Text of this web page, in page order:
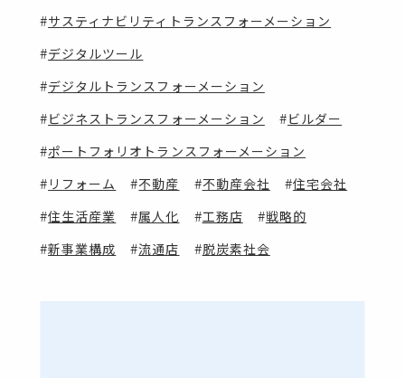
サスティナビリティトランスフォーメーション
デジタルツール
デジタルトランスフォーメーション
ビジネストランスフォーメーション ビルダー
ポートフォリオトランスフォーメーション
リフォーム 不動産 不動産会社 住宅会社
住生活産業 属人化 工務店 戦略的
新事業構成 流通店 脱炭素社会